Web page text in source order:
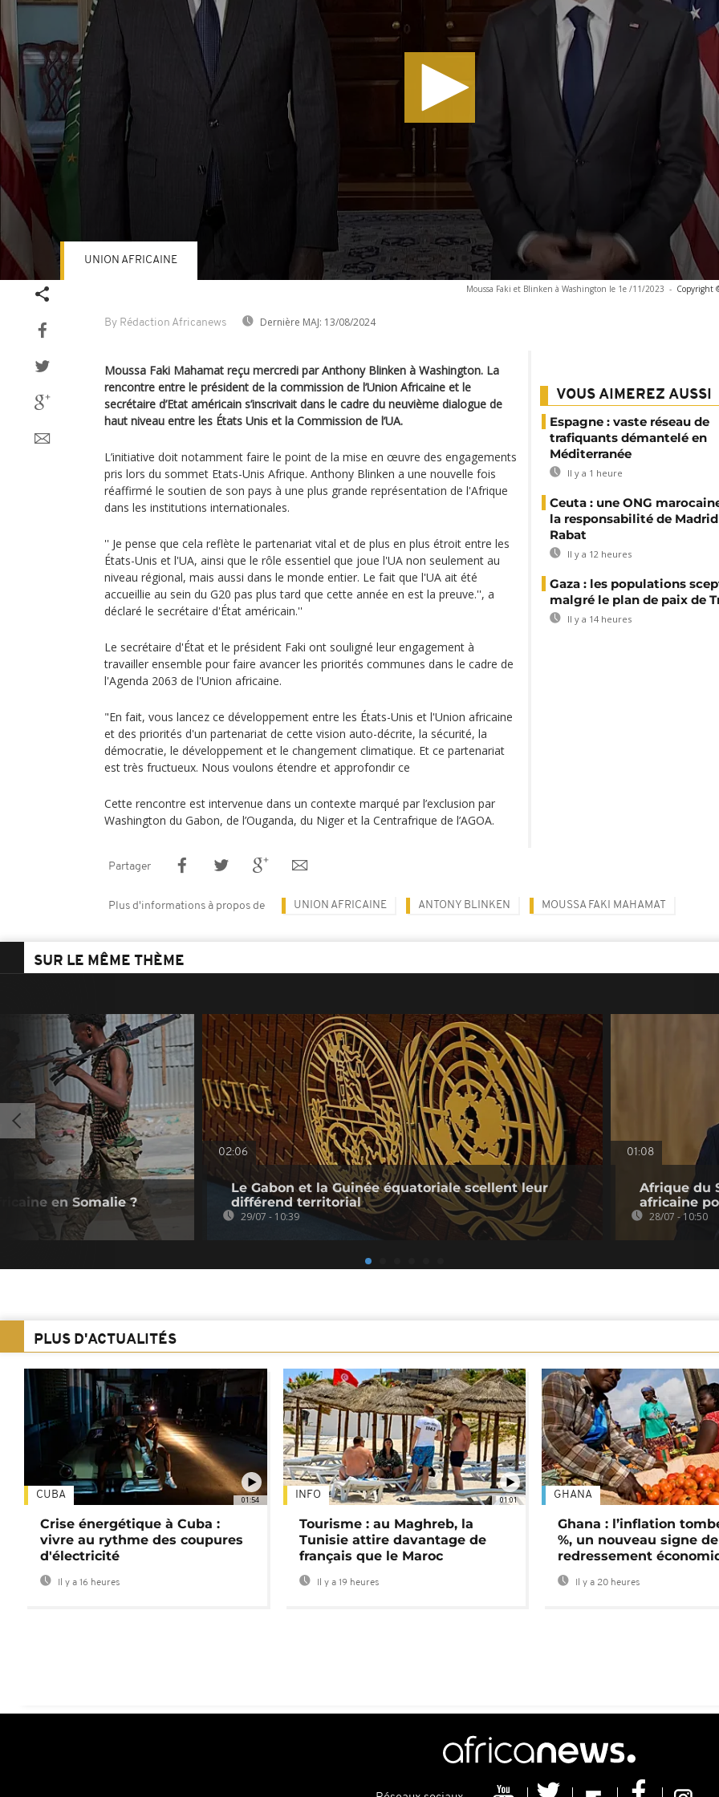
Moussa Faki et Blinken à Washington le 1e /11/2023 - Copyright
By Rédaction Africanews Dernière MAJ: 13/08/2024
UNION AFRICAINE
Moussa Faki Mahamat reçu mercredi par Anthony Blinken à Washington. La
rencontre entre le président de la commission de l’Union Africaine et le
secrétaire d’Etat américain s’inscrivait dans le cadre du neuvième dialogue de
haut niveau entre les États Unis et la Commission de l’UA.
L’initiative doit notamment faire le point de la mise en œuvre des engagements
pris lors du sommet Etats-Unis Afrique. Anthony Blinken a une nouvelle fois
réaffirmé le soutien de son pays à une plus grande représentation de l'Afrique
dans les institutions internationales.
'' Je pense que cela reflète le partenariat vital et de plus en plus étroit entre les
États-Unis et l'UA, ainsi que le rôle essentiel que joue l'UA non seulement au
niveau régional, mais aussi dans le monde entier. Le fait que l'UA ait été
accueillie au sein du G20 pas plus tard que cette année en est la preuve.'', a
déclaré le secrétaire d'État américain.''
Le secrétaire d'État et le président Faki ont souligné leur engagement à
travailler ensemble pour faire avancer les priorités communes dans le cadre de
l'Agenda 2063 de l'Union africaine.
"En fait, vous lancez ce développement entre les États-Unis et l'Union africaine
et des priorités d'un partenariat de cette vision auto-décrite, la sécurité, la
démocratie, le développement et le changement climatique. Et ce partenariat
est très fructueux. Nous voulons étendre et approfondir ce
Cette rencontre est intervenue dans un contexte marqué par l’exclusion par
Washington du Gabon, de l’Ouganda, du Niger et la Centrafrique de l’AGOA.
VOUS AIMEREZ AUSSI
Espagne : vaste réseau de
trafiquants démantelé en
Méditerranée
Il y a 1 heure
Ceuta : une ONG
la responsabilité de
Rabat
Il y a 12 heures
Gaza : les populations
malgré le plan de paix de
Il y a 14 heures
Partager
Plus d'informations à propos de UNION AFRICAINE ANTONY BLINKEN MOUSSA FAKI MAHAMAT
SUR LE MÊME THÈME
en Somalie ?
02:06
Le Gabon et la Guinée équatoriale scellent leur
différend territorial
29/07 - 10:39
01:08
Afrique du
africaine
28/07 - 10:50
PLUS D'ACTUALITÉS
01:54
CUBA
Crise énergétique à Cuba :
vivre au rythme des coupures
d'électricité
Il y a 16 heures
01:01
INFO
Tourisme : au Maghreb, la
Tunisie attire davantage de
français que le Maroc
Il y a 19 heures
GHANA
Ghana : l’inflation
%, un nouveau signe de
redressement
Il y a 20 heures